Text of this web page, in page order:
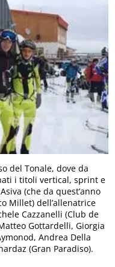
del Tonale, dove da
i titoli vertical, sprint e
(che da quest’anno
Millet) dell’allenatrice
Cazzanelli (Club de
Gottardelli, Giorgia
Andrea Della
(Gran Paradiso).